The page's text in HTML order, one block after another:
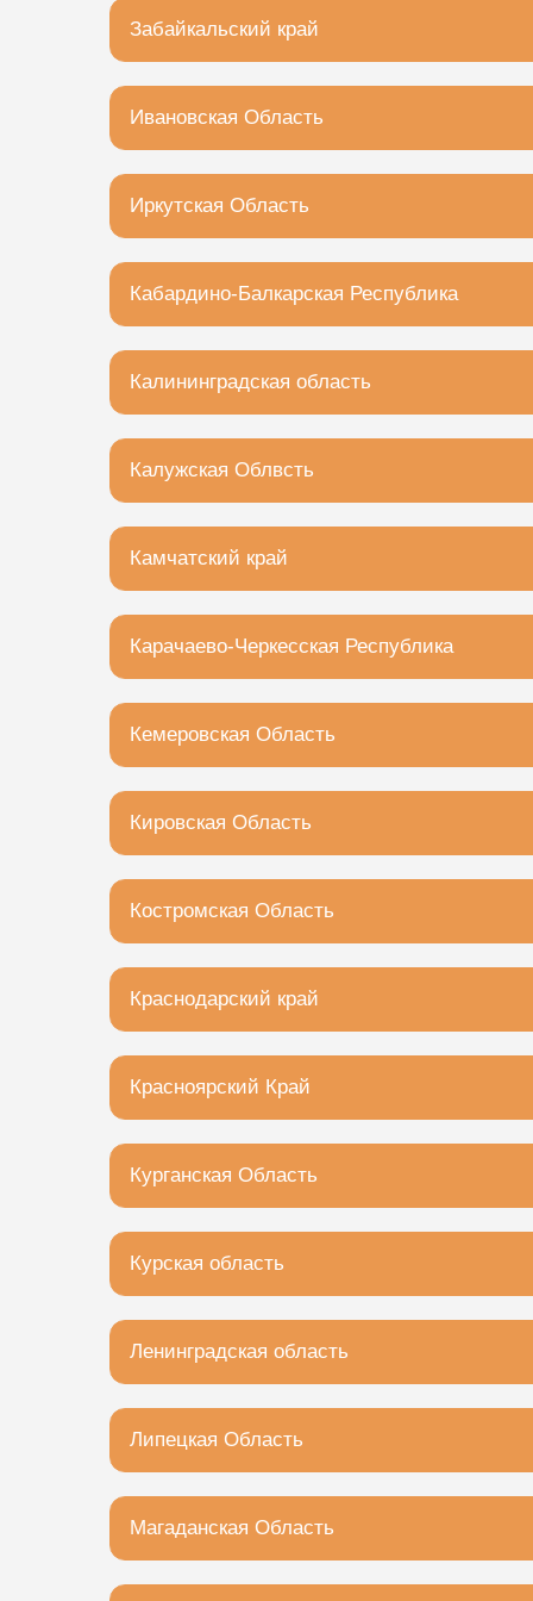
Забайкальский край
Чита, Малая улица, 4с1
Ивановская Область
Иваново, улица Багаева, 14к2
Иркутская Область
Иркутск, улица Мухиной, 8
Кабардино-Балкарская Республика
Нальчик, улица Ашурова, 3
Калининградская область
Гурьевский муниципальный округ,
Калужская Облвсть
Калуга, 2-й Тульский переулок, 2
Камчатский край
Елизово, Вилюйская улица, 34
Карачаево-Черкесская Республика
Черкесск, Красная улица, 5
Кемеровская Область
Кемерово, Кузнецкий проспект, 10
Кировская Область
Киров, улица Чапаева, 48
Костромская Область
Кострома, Самоковская улица, 10
Краснодарский край
Краснодар, Прикубанский
Красноярский Край
Красноярск, Ястынская улица, 47В/10
Курганская Область
Курган, улица Радионова, 60
Курская область
Курская область, Курчатов,
Ленинградская область
Гатчина, проспект 25 Октября, 46
Липецкая Область
Липецк, улица Катукова, 43
Магаданская Область
Магадан, Кольцевая улица, 3